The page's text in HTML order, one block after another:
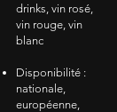
drinks, vin rosé,
vin rouge, vin
blanc
Disponibilité :
nationale,
européenne,